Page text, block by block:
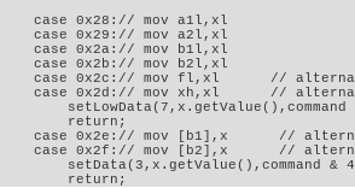
case 0x28:// mov a1l,xl
case 0x29:// mov a2l,xl
case 0x2a:// mov b1l,xl
case 0x2b:// mov b2l,xl
case 0x2c:// mov fl,xl      //
case 0x2d:// mov xh,xl      //
setLowData(7,x.getValue(),command
return;
case 0x2e:// mov [b1],x      //
case 0x2f:// mov [b2],x      //
setData(3,x.getValue(),command &
return;